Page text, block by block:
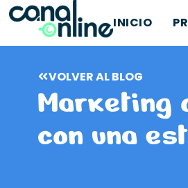
INICIO
VOLVER AL BLOG
Marketing
con una